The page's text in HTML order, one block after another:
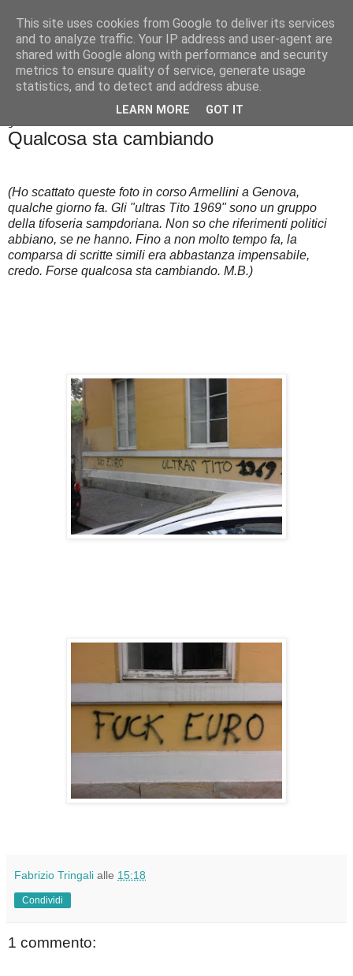
Badiale & Tringali
Qualcosa sta cambiando
(Ho scattato queste foto in corso Armellini a Genova,
qualche giorno fa. Gli "ultras Tito 1969" sono un gruppo
della tifoseria sampdoriana. Non so che riferimenti politici
abbiano, se ne hanno. Fino a non molto tempo fa, la
comparsa di scritte simili era abbastanza impensabile,
credo. Forse qualcosa sta cambiando. M.B.)
Fabrizio Tringali alle 15:18
Condividi
1 commento:
This site uses cookies from Google to deliver its services
and to analyze traffic. Your IP address and user-agent are
shared with Google along with performance and security
metrics to ensure quality of service, generate usage
statistics, and to detect and address abuse.
LEARN MORE GOT IT